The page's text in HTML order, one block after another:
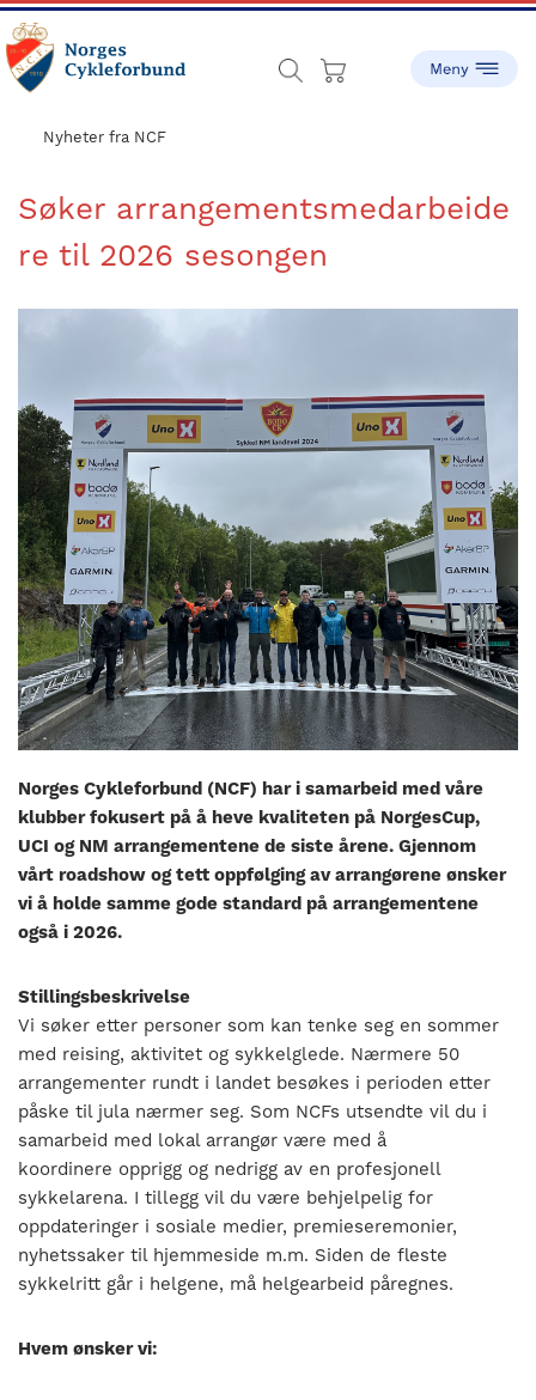
Skip
to
main
content
Skip
to
footer
Cykleforbund
stiftet
1910,
har
være
en
liten
idrett
nasjonalt
til
bli
en
folkesport.
Nyheter fra NCF
Søker arrangementsmedarbeide
re til 2026 sesongen
Norges Cykleforbund (NCF) har i samarbeid med våre
klubber fokusert på å heve kvaliteten på NorgesCup,
UCI og NM arrangementene de siste årene. Gjennom
vårt roadshow og tett oppfølging av arrangørene ønsker
vi å holde samme gode standard på arrangementene
også i 2026.
Stillingsbeskrivelse
Vi søker etter personer som kan tenke seg en sommer
med reising, aktivitet og sykkelglede. Nærmere 50
arrangementer rundt i landet besøkes i perioden etter
påske til jula nærmer seg. Som NCFs utsendte vil du i
samarbeid med lokal arrangør være med å
koordinere opprigg og nedrigg av en profesjonell
sykkelarena. I tillegg vil du være behjelpelig for
oppdateringer i sosiale medier, premieseremonier,
nyhetssaker til hjemmeside m.m. Siden de fleste
sykkelritt går i helgene, må helgearbeid påregnes.
Hvem ønsker vi: